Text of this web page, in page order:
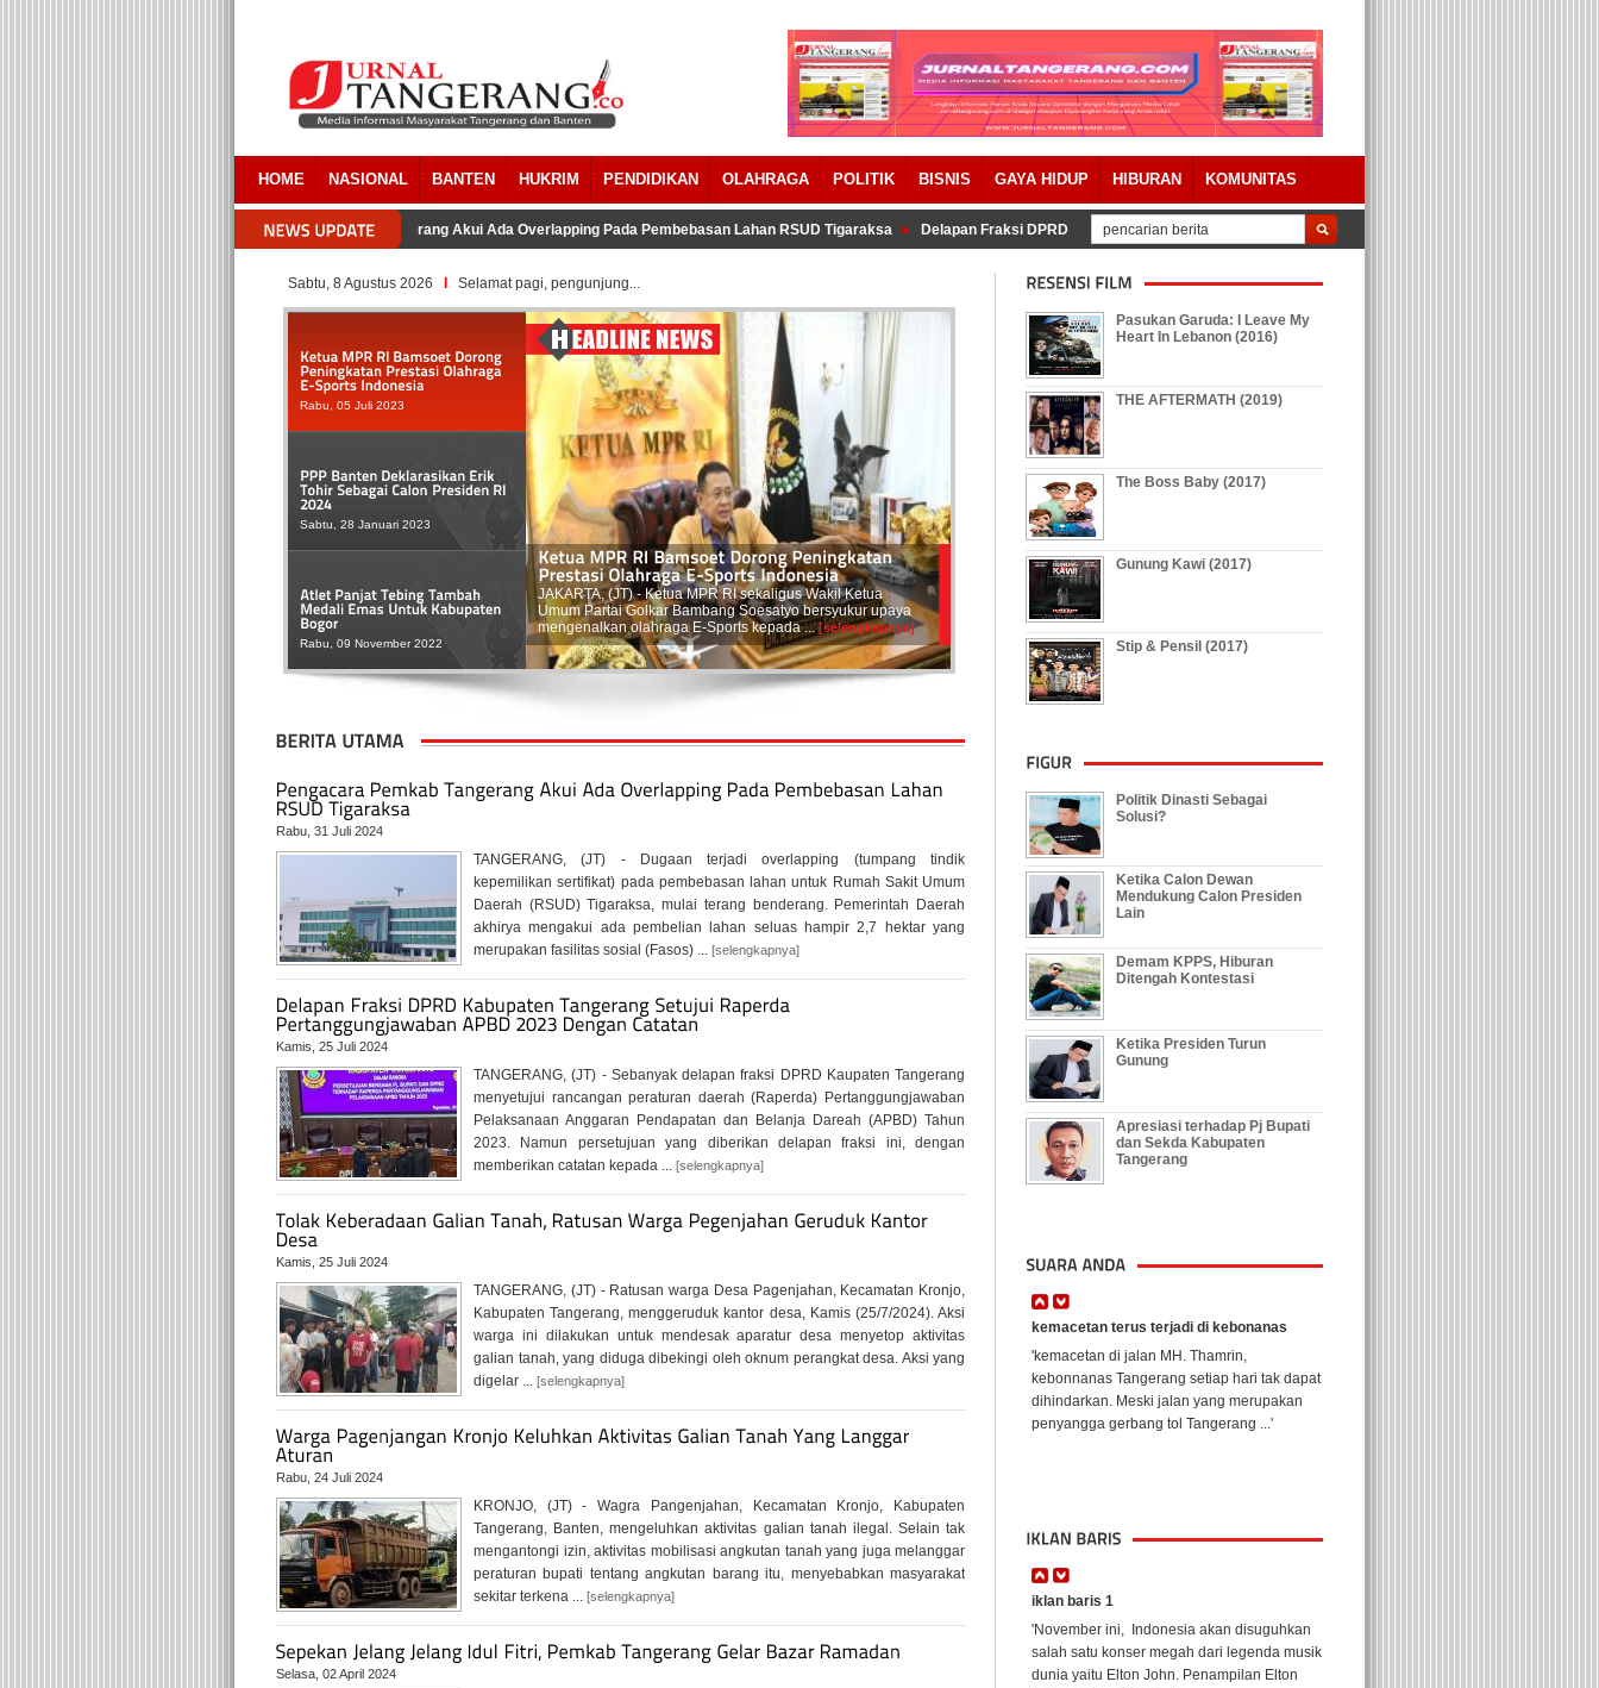
HOME NASIONAL BANTEN HUKRIM PENDIDIKAN OLAHRAGA POLITIK BISNIS GAYA HIDUP HIBURAN KOMUNITAS
Pengacara Pemkab Tangerang Akui Ada Overlapping Pada Pembebasan Lahan RSUD Tigaraksa Delapan Fraksi DPRD Kabupaten Tangerang Setujui Raperda Pertanggungjawaban APBD 2023 Dengan
Sabtu, 8 Agustus 2026 Selamat pagi, pengunjung...
JAKARTA, (JT) - Ketua MPR RI sekaligus Wakil Ketua
Umum Partai Golkar Bambang Soesatyo bersyukur upaya
mengenalkan olahraga E-Sports kepada ... [selengkapnya]
Rabu, 05 Juli 2023
Sabtu, 28 Januari 2023
Rabu, 09 November 2022
Rabu, 19 Oktober 2022
Rabu, 31 Juli 2024
TANGERANG, (JT) - Dugaan terjadi overlapping (tumpang tindik
kepemilikan sertifikat) pada pembebasan lahan untuk Rumah Sakit Umum
Daerah (RSUD) Tigaraksa, mulai terang benderang. Pemerintah Daerah
akhirya mengakui ada pembelian lahan seluas hampir 2,7 hektar yang
merupakan fasilitas sosial (Fasos) ... [selengkapnya]
Kamis, 25 Juli 2024
TANGERANG, (JT) - Sebanyak delapan fraksi DPRD Kaupaten Tangerang
menyetujui rancangan peraturan daerah (Raperda) Pertanggungjawaban
Pelaksanaan Anggaran Pendapatan dan Belanja Dareah (APBD) Tahun
2023. Namun persetujuan yang diberikan delapan fraksi ini, dengan
memberikan catatan kepada ... [selengkapnya]
Kamis, 25 Juli 2024
TANGERANG, (JT) - Ratusan warga Desa Pagenjahan, Kecamatan Kronjo,
Kabupaten Tangerang, menggeruduk kantor desa, Kamis (25/7/2024). Aksi
warga ini dilakukan untuk mendesak aparatur desa menyetop aktivitas
galian tanah, yang diduga dibekingi oleh oknum perangkat desa. Aksi yang
digelar ... [selengkapnya]
Rabu, 24 Juli 2024
KRONJO, (JT) - Wagra Pangenjahan, Kecamatan Kronjo, Kabupaten
Tangerang, Banten, mengeluhkan aktivitas galian tanah ilegal. Selain tak
mengantongi izin, aktivitas mobilisasi angkutan tanah yang juga melanggar
peraturan bupati tentang angkutan barang itu, menyebabkan masyarakat
sekitar terkena ... [selengkapnya]
Selasa, 02 April 2024
Pasukan Garuda: I Leave My
Heart In Lebanon (2016)
THE AFTERMATH (2019)
The Boss Baby (2017)
Gunung Kawi (2017)
Stip & Pensil (2017)
Politik Dinasti Sebagai
Solusi?
Ketika Calon Dewan
Mendukung Calon Presiden
Lain
Demam KPPS, Hiburan
Ditengah Kontestasi
Ketika Presiden Turun
Gunung
Apresiasi terhadap Pj Bupati
dan Sekda Kabupaten
Tangerang
kemacetan terus terjadi di kebonanas
'kemacetan di jalan MH. Thamrin,
kebonnanas Tangerang setiap hari tak dapat
dihindarkan. Meski jalan yang merupakan
penyangga gerbang tol Tangerang ...'
iklan baris 1
'November ini, Indonesia akan disuguhkan
salah satu konser megah dari legenda musik
dunia yaitu Elton John. Penampilan Elton